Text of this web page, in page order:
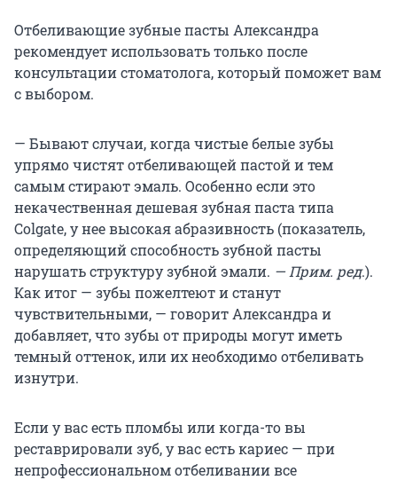
Отбеливающие зубные пасты Александра
рекомендует использовать только после
консультации стоматолога, который поможет вам
с выбором.
— Бывают случаи, когда чистые белые зубы
упрямо чистят отбеливающей пастой и тем
самым стирают эмаль. Особенно если это
некачественная дешевая зубная паста типа
Colgate, у нее высокая абразивность (показатель,
определяющий способность зубной пасты
нарушать структуру зубной эмали. — Прим. ред.).
Как итог — зубы пожелтеют и станут
чувствительными, — говорит Александра и
добавляет, что зубы от природы могут иметь
темный оттенок, или их необходимо отбеливать
изнутри.
Если у вас есть пломбы или когда-то вы
реставрировали зуб, у вас есть кариес — при
непрофессиональном отбеливании все